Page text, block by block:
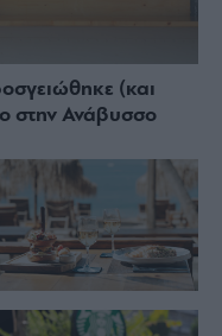
(και
στην Ανάβυσσο